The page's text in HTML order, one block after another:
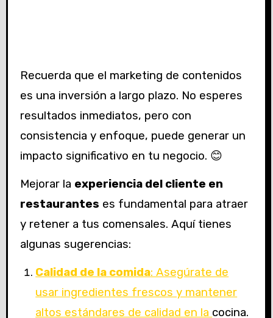
Recuerda que el marketing de contenidos
es una inversión a largo plazo. No esperes
resultados inmediatos, pero con
consistencia y enfoque, puede generar un
impacto significativo en tu negocio. 😊
Mejorar la experiencia del cliente en
restaurantes es fundamental para atraer
y retener a tus comensales. Aquí tienes
algunas sugerencias:
Calidad de la comida: Asegúrate de
usar ingredientes frescos y mantener
altos estándares de calidad en la cocina.